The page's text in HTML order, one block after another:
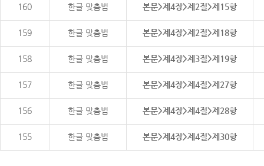
160 한글 맞춤법 본문>제4장>제2절>제15항
159 한글 맞춤법 본문>제4장>제2절>제18항
158 한글 맞춤법 본문>제4장>제3절>제19항
157 한글 맞춤법 본문>제4장>제4절>제27항
156 한글 맞춤법 본문>제4장>제4절>제28항
155 한글 맞춤법 본문>제4장>제4절>제30항